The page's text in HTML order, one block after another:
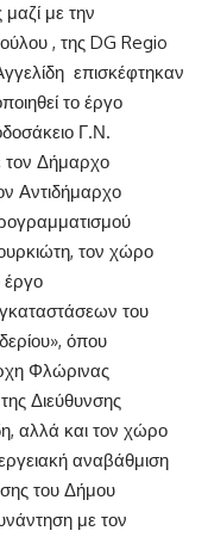
με την
, της DG Regio
επισκέφτηκαν
το έργο
Γ.Ν.
τον Δήμαρχο
Αντιδήμαρχο
τον χώρο
έργο
του
όπου
Φλώρινας
Διεύθυνσης
αλλά και τον χώρο
αναβάθμιση
του Δήμου
με τον